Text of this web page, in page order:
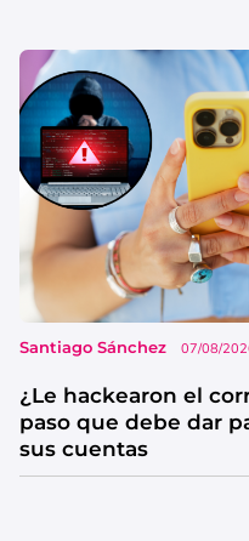
Santiago Sánchez 07/08/
¿Le hackearon el
paso que debe dar
sus cuentas